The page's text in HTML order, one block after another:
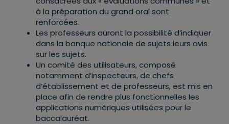
à la préparation du grand oral sont
renforcées.
Les professeurs auront la possibilité d’indiquer
dans la banque nationale de sujets leurs avis
sur les sujets.
Un comité des utilisateurs, composé
notamment d’inspecteurs, de chefs
d’établissement et de professeurs, est mis en
place afin de rendre plus fonctionnelles les
applications numériques utilisées pour le
baccalauréat.